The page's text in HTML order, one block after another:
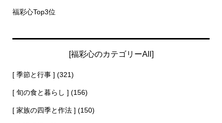
福彩心Top3位
[福彩心のカテゴリーAll]
[ 季節と行事 ] (321)
[ 旬の食と暮らし ] (156)
[ 家族の四季と作法 ] (150)